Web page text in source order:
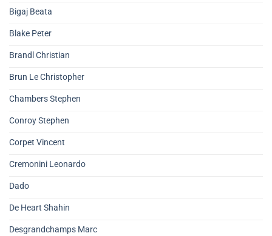
Bigaj Beata
Blake Peter
Brandl Christian
Brun Le Christopher
Chambers Stephen
Conroy Stephen
Corpet Vincent
Cremonini Leonardo
Dado
De Heart Shahin
Desgrandchamps Marc